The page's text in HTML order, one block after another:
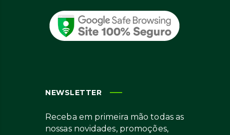
NEWSLETTER
Receba em primeira mão todas as
nossas novidades, promoções,